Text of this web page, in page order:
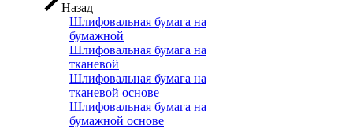
Назад
Шлифовальная бумага на
бумажной
Шлифовальная бумага на
тканевой
Шлифовальная бумага на
тканевой основе
Шлифовальная бумага на
бумажной основе